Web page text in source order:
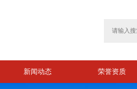
新闻动态 荣誉资质